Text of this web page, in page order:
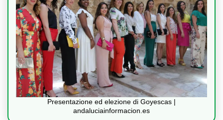
Presentazione ed elezione di Goyescas |
andaluciainformacion.es